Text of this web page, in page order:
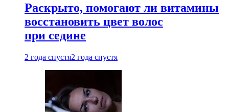
Раскрыто, помогают ли витамины
восстановить цвет волос
при седине
2 года спустя2 года спустя